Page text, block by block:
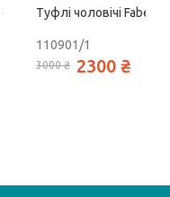
Туфлі чоловічі Faber
110901/1
3000 ₴ 2300 ₴